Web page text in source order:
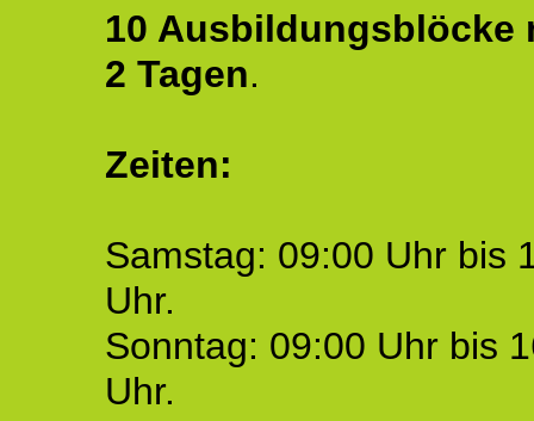
10 Ausbildungsblöcke
2 Tagen.
Zeiten:
Samstag: 09:00 Uhr bis
Uhr.
Sonntag: 09:00 Uhr bis
Uhr.